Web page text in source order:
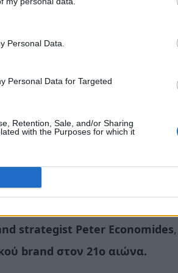
Personal Data.
Personal Data for Targeted
Retention, Sale, and/or Sharing
with the Purposes for which it
και να το
της αυτοδιοίκησης,
των οποίων ο πρ.
Εκεχειρίας, κ. Γεώργιος
κ. Δημήτρης Αβραμόπουλος, ο
ο Υπουργός Μεταφορών
του τουρισμού, της
strategist Peter Economides
brand στον 21ο αιώνα.